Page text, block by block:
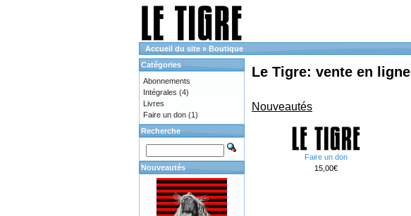
Accueil du site » Boutique
Le Tigre: vente en ligne
Nouveautés
Faire un don
15,00€
Catégories
Abonnements
Intégrales (4)
Livres
Faire un don (1)
Recherche
Nouveautés